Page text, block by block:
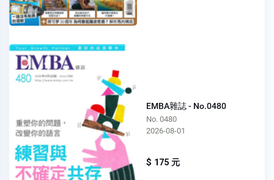
EMBA雜誌 - No.0480
No. 0480
2026-08-01
$ 175 元